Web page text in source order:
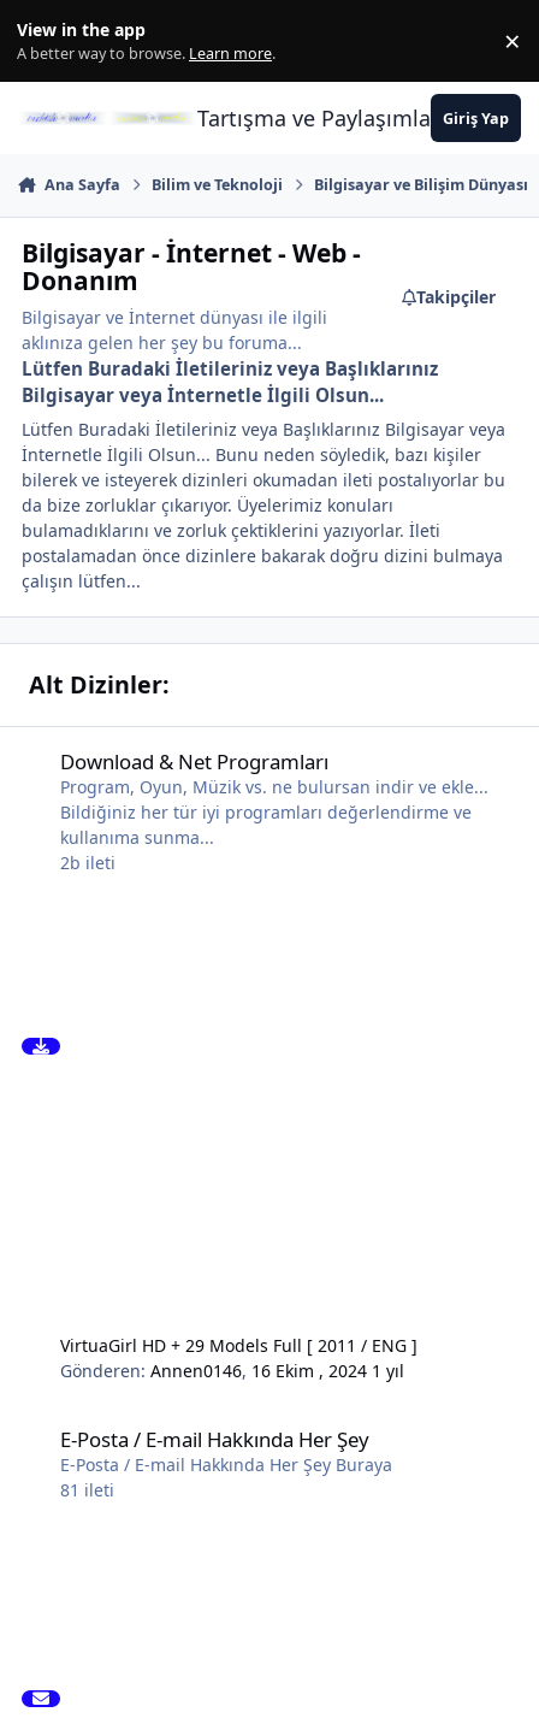
View in the app
A better way to browse. Learn more. ×
Tartışma ve PaylaşımlarınGiriş Yap
Ana Sayfa Bilim ve Teknoloji Bilgisayar ve Bilişim Dünyası
Bilgisayar - İnternet - Web -
Donanım
Bilgisayar ve İnternet dünyası ile ilgili
aklınıza gelen her şey bu foruma...
Takipçiler
Lütfen Buradaki İletileriniz veya Başlıklarınız
Bilgisayar veya İnternetle İlgili Olsun...
Lütfen Buradaki İletileriniz veya Başlıklarınız Bilgisayar veya
İnternetle İlgili Olsun... Bunu neden söyledik, bazı kişiler
bilerek ve isteyerek dizinleri okumadan ileti postalıyorlar bu
da bize zorluklar çıkarıyor. Üyelerimiz konuları
bulamadıklarını ve zorluk çektiklerini yazıyorlar. İleti
postalamadan önce dizinlere bakarak doğru dizini bulmaya
çalışın lütfen...
Alt Dizinler:
Download & Net Programları
Program, Oyun, Müzik vs. ne bulursan indir ve ekle...
Bildiğiniz her tür iyi programları değerlendirme ve
kullanıma sunma...
2b ileti
VirtuaGirl HD + 29 Models Full [ 2011 / ENG ]
Gönderen:Annen0146, 16 Ekim , 2024 1 yıl
E-Posta / E-mail Hakkında Her Şey
E-Posta / E-mail Hakkında Her Şey Buraya
81 ileti